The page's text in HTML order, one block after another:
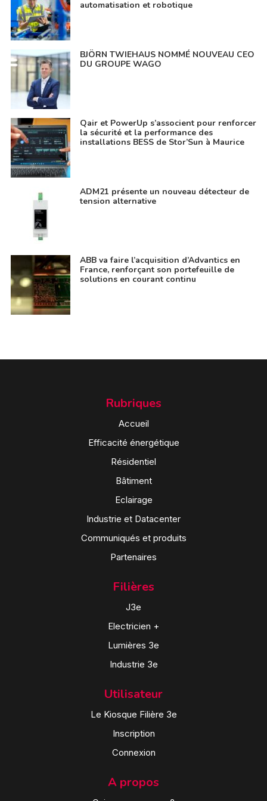
automatisation et robotique
BJÖRN TWIEHAUS NOMMÉ NOUVEAU CEO
DU GROUPE WAGO
Qair et PowerUp s’associent pour renforcer
la sécurité et la performance des
installations BESS de Stor’Sun à Maurice
ADM21 présente un nouveau détecteur de
tension alternative
ABB va faire l’acquisition d’Advantics en
France, renforçant son portefeuille de
solutions en courant continu
Rubriques
Accueil
Efficacité énergétique
Résidentiel
Bâtiment
Eclairage
Industrie et Datacenter
Communiqués et produits
Partenaires
Filières
J3e
Electricien +
Lumières 3e
Industrie 3e
Utilisateur
Le Kiosque Filière 3e
Inscription
Connexion
A propos